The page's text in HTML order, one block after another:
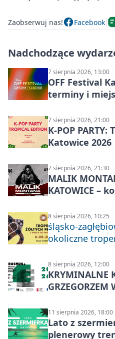
Zaobserwuj nas! Facebook
Nadchodzące
7 sierpnia 2026, 13:00
OFF Festival
terminy i
7 sierpnia 2026, 21:00
K-POP
Katowice 2026
7 sierpnia 2026, 21:30
MALIK
KATOWICE –
8 sierpnia 2026, 10:25
śląsko-
okoliczne
8 sierpnia 2026, 12:00
KRYMINALNE
11 sierpnia 2026, 18:00
Lato z
plenerowy